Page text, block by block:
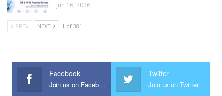
Jun 16, 2026
PREV NEXT 1 of 381
Facebook
Join us on Facebook
Twitter
Join us on Twitter